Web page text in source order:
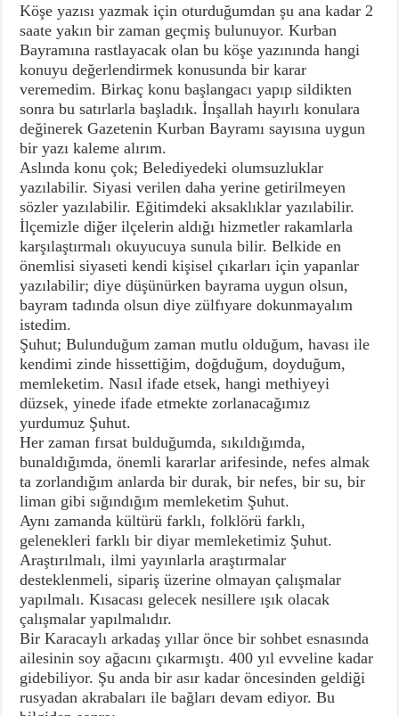
Köşe yazısı yazmak için oturduğumdan şu ana kadar 2
saate yakın bir zaman geçmiş bulunuyor. Kurban
Bayramına rastlayacak olan bu köşe yazınında hangi
konuyu değerlendirmek konusunda bir karar
veremedim. Birkaç konu başlangacı yapıp sildikten
sonra bu satırlarla başladık. İnşallah hayırlı konulara
değinerek Gazetenin Kurban Bayramı sayısına uygun
bir yazı kaleme alırım.
Aslında konu çok; Belediyedeki olumsuzluklar
yazılabilir. Siyasi verilen daha yerine getirilmeyen
sözler yazılabilir. Eğitimdeki aksaklıklar yazılabilir.
İlçemizle diğer ilçelerin aldığı hizmetler rakamlarla
karşılaştırmalı okuyucuya sunula bilir. Belkide en
önemlisi siyaseti kendi kişisel çıkarları için yapanlar
yazılabilir; diye düşünürken bayrama uygun olsun,
bayram tadında olsun diye zülfıyare dokunmayalım
istedim.
Şuhut; Bulunduğum zaman mutlu olduğum, havası ile
kendimi zinde hissettiğim, doğduğum, doyduğum,
memleketim. Nasıl ifade etsek, hangi methiyeyi
düzsek, yinede ifade etmekte zorlanacağımız
yurdumuz Şuhut.
Her zaman fırsat bulduğumda, sıkıldığımda,
bunaldığımda, önemli kararlar arifesinde, nefes almak
ta zorlandığım anlarda bir durak, bir nefes, bir su, bir
liman gibi sığındığım memleketim Şuhut.
Aynı zamanda kültürü farklı, folklörü farklı,
gelenekleri farklı bir diyar memleketimiz Şuhut.
Araştırılmalı, ilmi yayınlarla araştırmalar
desteklenmeli, sipariş üzerine olmayan çalışmalar
yapılmalı. Kısacası gelecek nesillere ışık olacak
çalışmalar yapılmalıdır.
Bir Karacaylı arkadaş yıllar önce bir sohbet esnasında
ailesinin soy ağacını çıkarmıştı. 400 yıl evveline kadar
gidebiliyor. Şu anda bir asır kadar öncesinden geldiği
rusyadan akrabaları ile bağları devam ediyor. Bu